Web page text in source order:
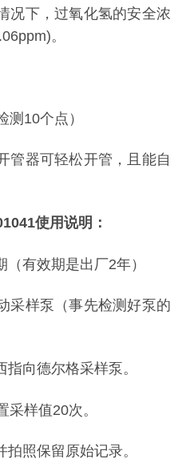
况下，过氧化氢的安全浓
。
10个点）
管器可轻松开管，且能自
使用说明：
有效期是出厂2年）
采样泵（事先检测好泵的
向德尔格采样泵。
样值20次。
照保留原始记录。